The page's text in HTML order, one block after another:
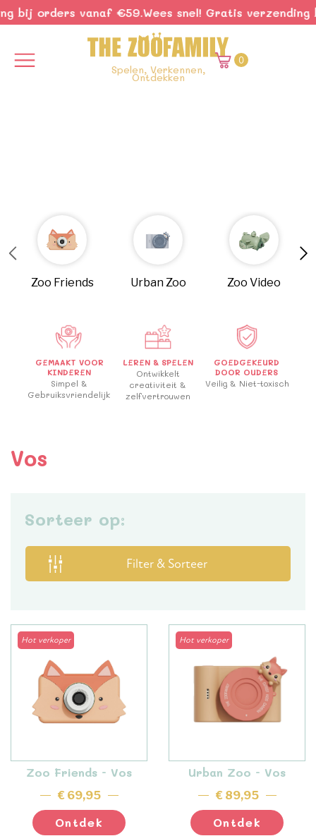
bij orders vanaf €59.Wees snel! Gratis verzending
Spelen, Verkennen,
Ontdekken
0
Zoo Friends Urban Zoo Zoo Video
GEMAAKT VOOR
KINDEREN
Simpel &
Gebruiksvriendelijk
LEREN & SPELEN
Ontwikkelt
creativiteit &
zelfvertrouwen
GOEDGEKEURD
DOOR OUDERS
Veilig & Niet-toxisch
Vos
Sorteer op:
Filter & Sorteer
Hot verkoper
Zoo Friends - Vos
€ 69,95
Ontdek
Hot verkoper
Urban Zoo - Vos
€ 89,95
Ontdek